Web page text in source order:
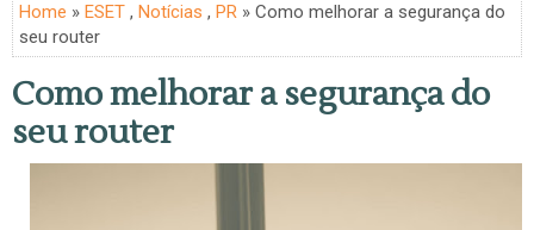
Home » ESET , Notícias , PR » Como melhorar a segurança do
seu router
Como melhorar a segurança do
seu router